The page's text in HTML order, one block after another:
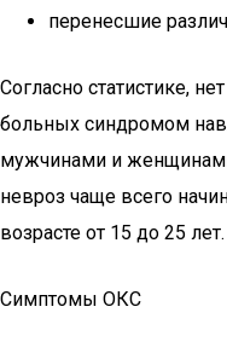
перенесшие
Согласно статистике,
больных синдромом
мужчинами и
невроз чаще всего
возрасте от 15 до 25 лет.
Симптомы ОКС